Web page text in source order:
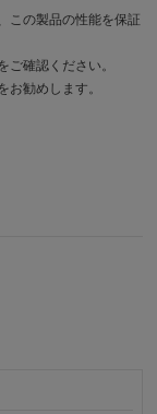
この製品の性能を保証
確認ください。
お勧めします。